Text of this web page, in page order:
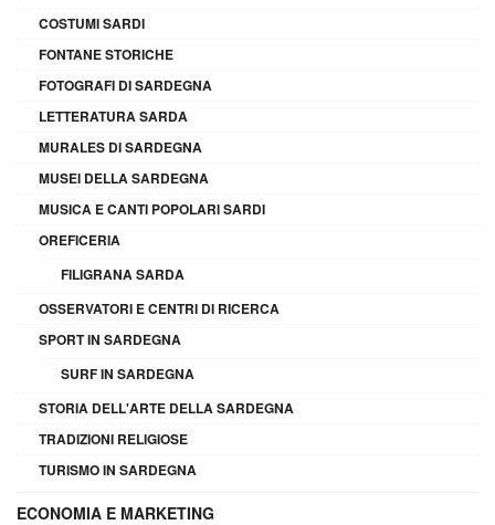
COSTUMI SARDI
FONTANE STORICHE
FOTOGRAFI DI SARDEGNA
LETTERATURA SARDA
MURALES DI SARDEGNA
MUSEI DELLA SARDEGNA
MUSICA E CANTI POPOLARI SARDI
OREFICERIA
FILIGRANA SARDA
OSSERVATORI E CENTRI DI RICERCA
SPORT IN SARDEGNA
SURF IN SARDEGNA
STORIA DELL'ARTE DELLA SARDEGNA
TRADIZIONI RELIGIOSE
TURISMO IN SARDEGNA
ECONOMIA E MARKETING